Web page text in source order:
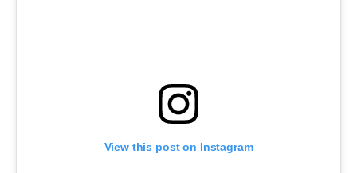
View this post on Instagram